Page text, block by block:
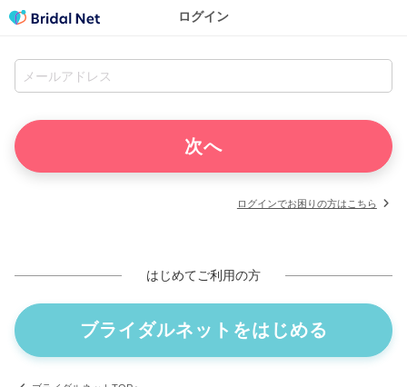
ログイン
ログインでお困りの方はこちら
はじめてご利用の方
ブライダルネットをはじめる